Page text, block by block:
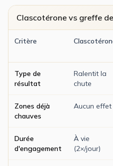
Clascotérone vs greffe
Critère
Type de
résultat
Ralentit la
chute
Zones déjà
chauves
Aucun effet
Durée
d'engagement
À vie
(2×/jour)